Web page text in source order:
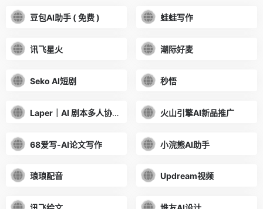
豆包AI助手 ( 免费 ) 蛙蛙写作
讯飞星火 潮际好麦
Seko AI短剧 秒悟
Laper｜AI 剧本多人协作平台 火山引擎AI新品推广
68爱写-AI论文写作 小浣熊AI助手
琅琅配音 Updream视频